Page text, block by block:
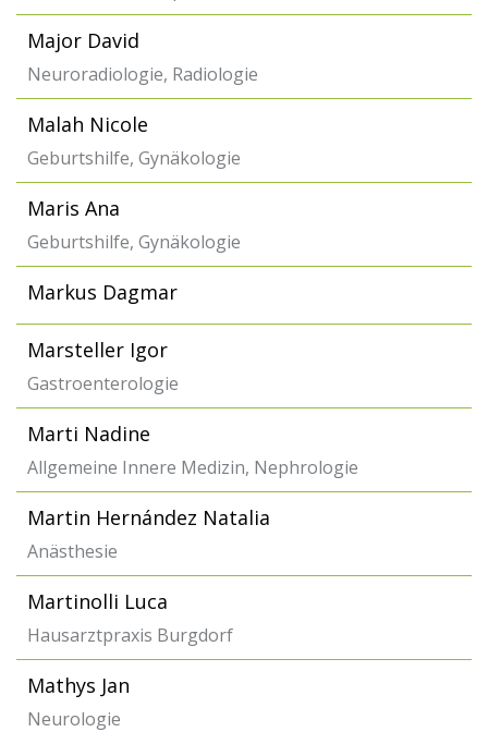
Major David
Neuroradiologie, Radiologie
Malah Nicole
Geburtshilfe, Gynäkologie
Maris Ana
Geburtshilfe, Gynäkologie
Markus Dagmar
Marsteller Igor
Gastroenterologie
Marti Nadine
Allgemeine Innere Medizin, Nephrologie
Martin Hernández Natalia
Anästhesie
Martinolli Luca
Hausarztpraxis Burgdorf
Mathys Jan
Neurologie